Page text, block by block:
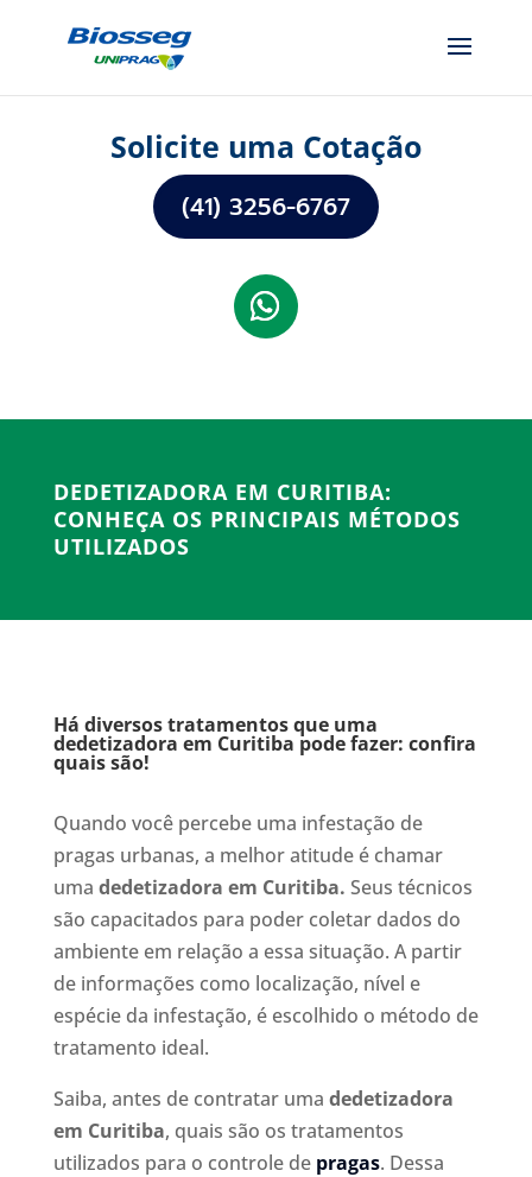
Solicite uma Cotação
(41) 3256-6767
DEDETIZADORA EM CURITIBA:
CONHEÇA OS PRINCIPAIS MÉTODOS
UTILIZADOS
Há diversos tratamentos que uma
dedetizadora em Curitiba pode fazer: confira
quais são!
Quando você percebe uma infestação de
pragas urbanas, a melhor atitude é chamar
uma dedetizadora em Curitiba. Seus técnicos
são capacitados para poder coletar dados do
ambiente em relação a essa situação. A partir
de informações como localização, nível e
espécie da infestação, é escolhido o método de
tratamento ideal.
Saiba, antes de contratar uma dedetizadora
em Curitiba, quais são os tratamentos
utilizados para o controle de pragas. Dessa